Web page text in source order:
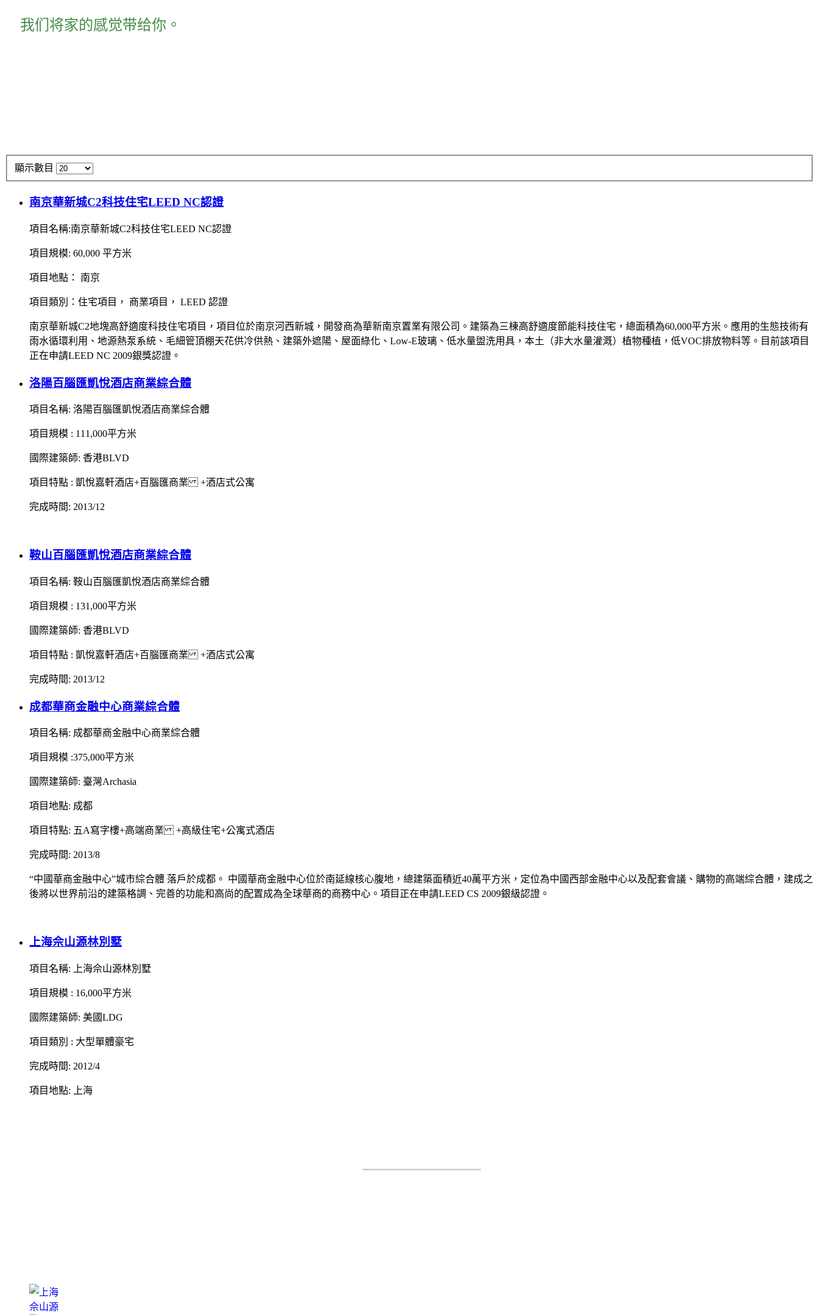
我们将家的感觉带给你。
顯示數目
南京華新城C2科技住宅LEED NC認證
項目名稱:南京華新城C2科技住宅LEED NC認證
項目規模: 60,000 平方米
項目地點： 南京
項目類別：住宅項目， 商業項目， LEED 認證
南京華新城C2地塊高舒適度科技住宅項目，項目位於南京河西新城，開發商為華新南京置業有限公司。建築為三棟高舒適度節能科技住宅，總面積為60,000平方米。應用的生態技術有
雨水循環利用、地源熱泵系統、毛細管頂棚天花供冷供熱、建築外遮陽、屋面綠化、Low-E玻璃、低水量盥洗用具，本土（非大水量灌溉）植物種植，低VOC排放物料等。目前該項目
正在申請LEED NC 2009銀獎認證。
洛陽百腦匯凱悅酒店商業綜合體
項目名稱: 洛陽百腦匯凱悅酒店商業綜合體
項目規模 : 111,000平方米
國際建築師: 香港BLVD
項目特點 : 凱悅嘉軒酒店+百腦匯商業 +酒店式公寓
完成時間: 2013/12
鞍山百腦匯凱悅酒店商業綜合體
項目名稱: 鞍山百腦匯凱悅酒店商業綜合體
項目規模 : 131,000平方米
國際建築師: 香港BLVD
項目特點 : 凱悅嘉軒酒店+百腦匯商業 +酒店式公寓
完成時間: 2013/12
成都華商金融中心商業綜合體
項目名稱: 成都華商金融中心商業綜合體
項目規模 :375,000平方米
國際建築師: 臺灣Archasia
項目地點: 成都
項目特點: 五A寫字樓+高端商業 +高級住宅+公寓式酒店
完成時間: 2013/8
“中國華商金融中心”城市綜合體 落戶於成都。 中國華商金融中心位於南延線核心腹地，總建築面積近40萬平方米，定位為中國西部金融中心以及配套會議、購物的高端綜合體，建成之
後將以世界前沿的建築格調、完善的功能和高尚的配置成為全球華商的商務中心。項目正在申請LEED CS 2009銀級認證。
上海佘山源林別墅
項目名稱: 上海佘山源林別墅
項目規模 : 16,000平方米
國際建築師: 美國LDG
項目類別 : 大型單體豪宅
完成時間: 2012/4
項目地點: 上海